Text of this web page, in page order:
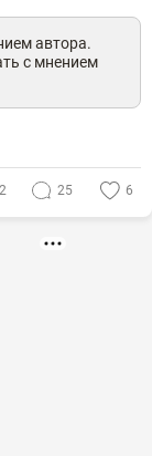
автора.
с мнением
2 25 6